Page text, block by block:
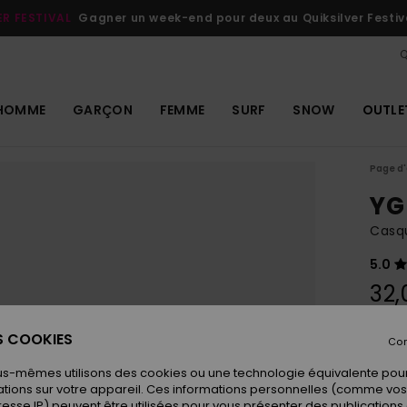
FESTIVAL Gagner un week-end pour deux au Quiksilver
GARÇON FEMME SURF SNOW
Page
5.0
COOKIES
mêmes utilisons des cookies ou une technologie équivalente
sur votre appareil. Ces informations personnelles (comme